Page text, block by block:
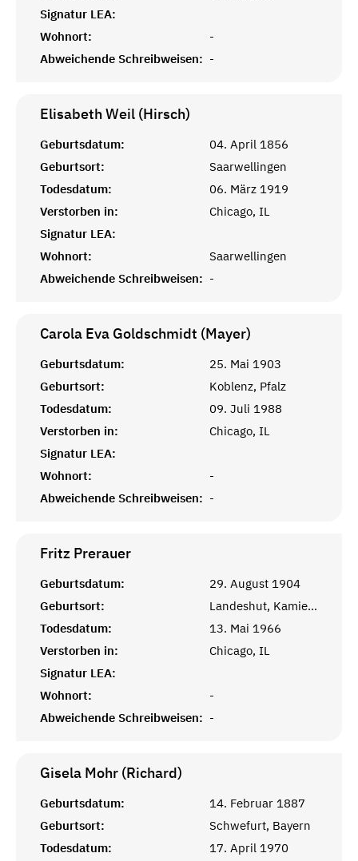
Signatur LEA:
Wohnort:
-
Abweichende Schreibweisen: -
Elisabeth Weil (Hirsch)
Geburtsdatum:
04. April 1856
Geburtsort:
Saarwellingen
Todesdatum:
06. März 1919
Verstorben in:
Chicago, IL
Signatur LEA:
Wohnort:
Saarwellingen
Abweichende Schreibweisen: -
Carola Eva Goldschmidt (Mayer)
Geburtsdatum:
25. Mai 1903
Geburtsort:
Koblenz, Pfalz
Todesdatum:
09. Juli 1988
Verstorben in:
Chicago, IL
Signatur LEA:
Wohnort:
-
Abweichende Schreibweisen: -
Fritz Prerauer
Geburtsdatum:
29. August 1904
Geburtsort:
Landeshut, Kamienna Gora, Polen
Todesdatum:
13. Mai 1966
Verstorben in:
Chicago, IL
Signatur LEA:
Wohnort:
-
Abweichende Schreibweisen: -
Gisela Mohr (Richard)
Geburtsdatum:
14. Februar 1887
Geburtsort:
Schwefurt, Bayern
Todesdatum:
17. April 1970